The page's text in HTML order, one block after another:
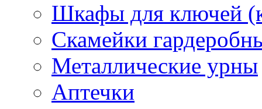
Шкафы для ключей
Скамейки
Металлические урны
Аптечки